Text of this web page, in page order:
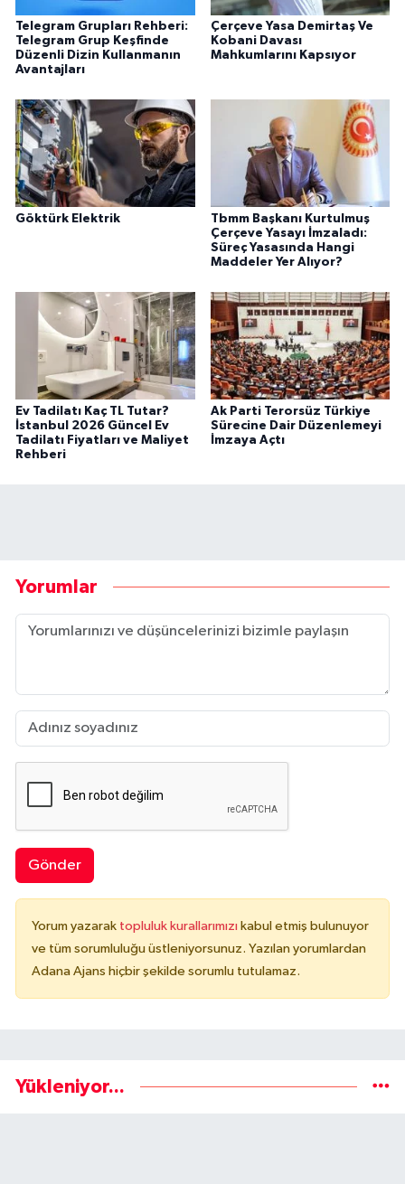
Telegram Grupları Rehberi:
Telegram Grup Keşfinde
Düzenli Dizin Kullanmanın
Avantajları
Çerçeve Yasa Demirtaş Ve
Kobani Davası
Mahkumlarını Kapsıyor
Göktürk Elektrik
Tbmm Başkanı Kurtulmuş
Çerçeve Yasayı İmzaladı:
Süreç Yasasında Hangi
Maddeler Yer Alıyor?
Ev Tadilatı Kaç TL Tutar?
İstanbul 2026 Güncel Ev
Tadilatı Fiyatları ve Maliyet
Rehberi
Ak Parti Terorsüz Türkiye
Sürecine Dair Düzenlemeyi
İmzaya Açtı
Yorumlar
Gönder
Yorum yazarak topluluk kurallarımızı kabul etmiş bulunuyor
ve tüm sorumluluğu üstleniyorsunuz. Yazılan yorumlardan
Adana Ajans hiçbir şekilde sorumlu tutulamaz.
Yükleniyor...